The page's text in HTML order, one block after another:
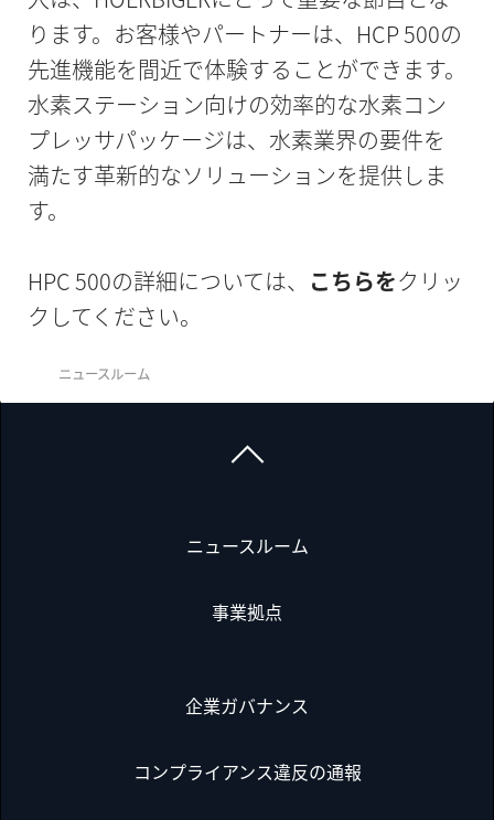
ります。お客様やパートナーは、HCP 500の
先進機能を間近で体験することができます。
水素ステーション向けの効率的な水素コン
プレッサパッケージは、水素業界の要件を
満たす革新的なソリューションを提供しま
す。
HPC 500の詳細については、 こちらをクリッ
クしてください。
ニュースルーム
ニュースルーム
事業拠点
企業ガバナンス
コンプライアンス違反の通報